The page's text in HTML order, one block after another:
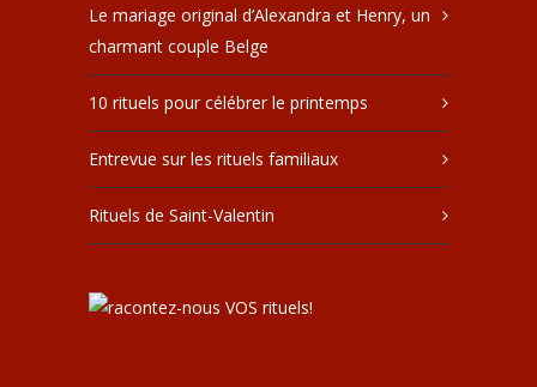
Le mariage original d’Alexandra et Henry, un
charmant couple Belge
10 rituels pour célébrer le printemps
Entrevue sur les rituels familiaux
Rituels de Saint-Valentin